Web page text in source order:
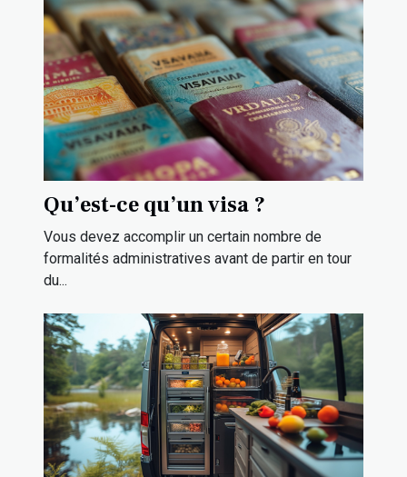
Qu’est-ce qu’un visa ?
Vous devez accomplir un certain nombre de
formalités administratives avant de partir en tour
du...